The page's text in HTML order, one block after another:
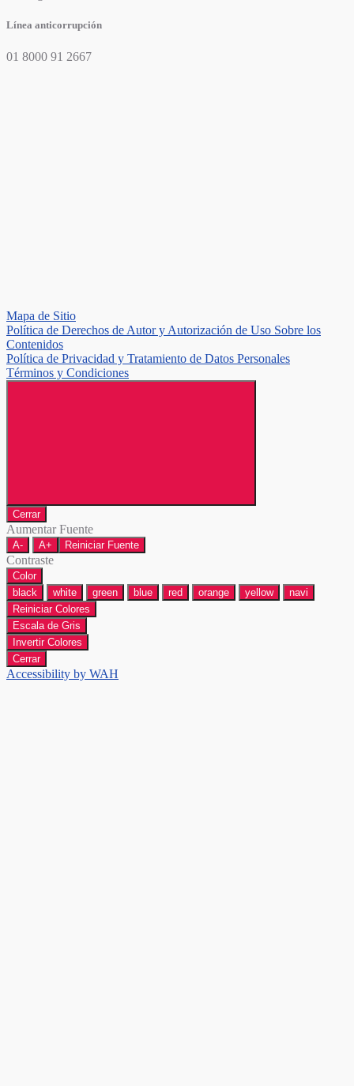
Línea anticorrupción
01 8000 91 2667
Mapa de Sitio
Política de Derechos de Autor y Autorización de Uso Sobre los
Contenidos
Política de Privacidad y Tratamiento de Datos Personales
Términos y Condiciones
Cerrar
Aumentar Fuente
A- A+ Reiniciar Fuente
Contraste
Color
black
white green blue red orange yellow
navi
Reiniciar Colores
Escala de Gris
Invertir Colores
Cerrar
Accessibility by WAH